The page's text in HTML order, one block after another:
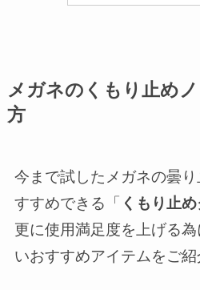
メガネのくもり止め
方
今まで試したメガネの曇
すすめできる「 くもり止
更に使用満足度を上げる
いおすすめアイテムをご紹